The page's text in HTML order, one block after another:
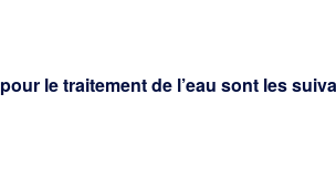
le traitement de l’eau sont les